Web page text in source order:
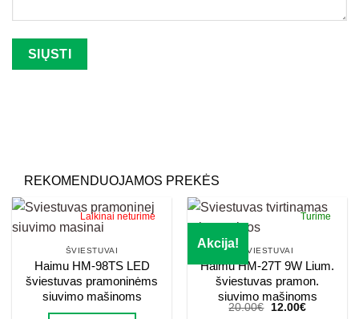
REKOMENDUOJAMOS PREKĖS
Laikinai neturime
ŠVIESTUVAI
Haimu HM-98TS LED
šviestuvas pramoninėms
siuvimo mašinoms
Akcija!
Turime
ŠVIESTUVAI
Haimu HM-27T 9W Lium.
šviestuvas pramon.
siuvimo mašinoms
20.00€
Original
12.00€Current